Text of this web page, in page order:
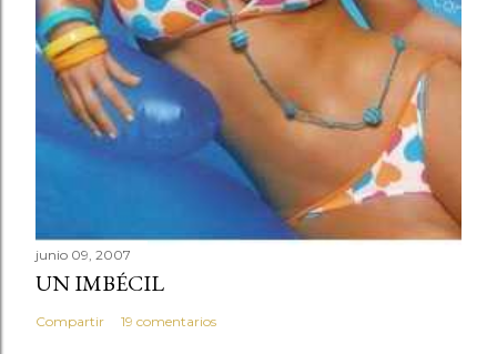
junio 09, 2007
UN IMBÉCIL
Compartir 19 comentarios